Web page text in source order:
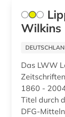
kunst (5)
Wilkins
Das LWW
1860 -
Titel durch
DFG-